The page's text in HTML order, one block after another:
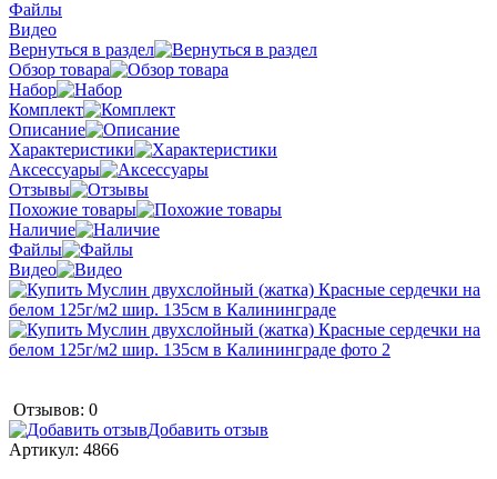
Файлы
Видео
Вернуться в раздел
Обзор товара
Набор
Комплект
Описание
Характеристики
Аксессуары
Отзывы
Похожие товары
Наличие
Файлы
Видео
Отзывов: 0
Добавить отзыв
Артикул: 4866